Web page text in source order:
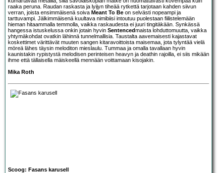
raaka peruna. Raudan raskasta ja lyijyn tiheää rytkettä tarjotaan kahden siivun
verran, joista ensimmäisenä soiva Meant To Be on selvästi nopeampi ja
tarttuvampi. Jälkimmäisenä kuultava nimibiisi intoutuu puolestaan fiilistelemään
hieman hitaammalla temmolla, vaikka raskaudesta ei juuri tingitäkään. Synkässä
hangessa istuskelussa onkin jotain hyvin Sentencedmaista lohduttomuutta, vaikka
yhtymäkohdat ovatkin lähinnä tunnelmallisia. Taustalta aavemaisesti kajastavat
koskettimet värittävät muuten sangen kitaravoittoista maisemaa, jota tylyntää vielä
möreä lähes täysin meloditon mieslaulu. Tummaa ja omalla tavallaan hyvin
kaunistakin rypistystä melodisen perinteisen heavyn ja deathin rajoilla, ei siis mikään
ihme että tällaisella mäiskeellä mennään voittamaan kisojakin.
Mika Roth
Scoog: Fasans karusell